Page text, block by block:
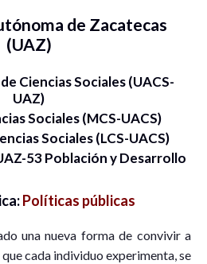
de Zacatecas
(UAZ)
Ciencias Sociales (UACS-
UAZ)
Sociales (MCS-UACS)
Sociales (LCS-UACS)
53 Población y Desarrollo
Políticas públicas
una nueva forma de convivir a
cada individuo experimenta, se